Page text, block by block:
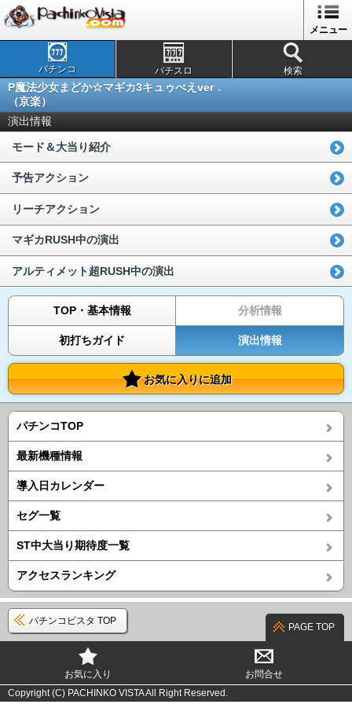
メニュー
パチンコ パチスロ 検索
P魔法少女まどか☆マギカ3キュゥべえver．
（京楽）
演出情報
モード＆大当り紹介
予告アクション
リーチアクション
マギカRUSH中の演出
アルティメット超RUSH中の演出
TOP・基本情報 分析情報
初打ちガイド 演出情報
お気に入りに追加
パチンコTOP
最新機種情報
導入日カレンダー
セグ一覧
ST中大当り期待度一覧
アクセスランキング
パチンコビスタ TOP
PAGE TOP
お気に入り
お問合せ
Copyright (C) PACHINKO VISTA All Right Reserved.